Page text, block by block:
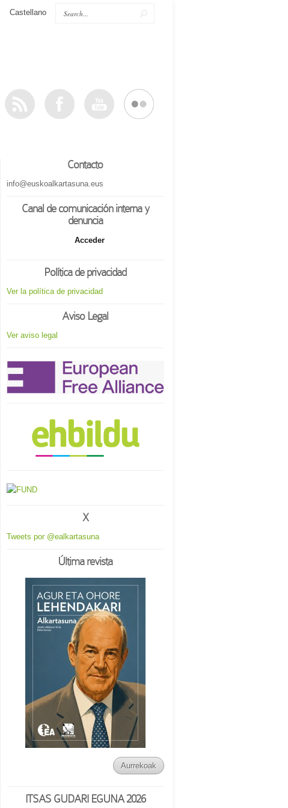
Castellano
Contacto
info@euskoalkartasuna.eus
Canal de comunicación interna y
denuncia
Acceder
Política de privacidad
Ver la política de privacidad
Aviso Legal
Ver aviso legal
X
Tweets por @ealkartasuna
Última revista
Aurrekoak
ITSAS GUDARI EGUNA 2026